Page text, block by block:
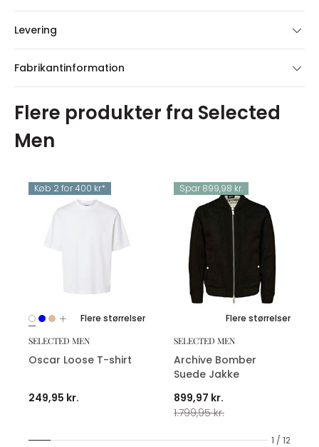
Levering
Fabrikantinformation
Flere produkter fra Selected
Men
1 / 12
Køb 2 for 400 kr*
Flere størrelser
SELECTED MEN
Oscar Loose T-shirt
249,95 kr.
Spar 899,98 kr.
Flere størrelser
SELECTED MEN
Archive Bomber
Suede Jakke
899,97 kr.
1.799,95 kr.